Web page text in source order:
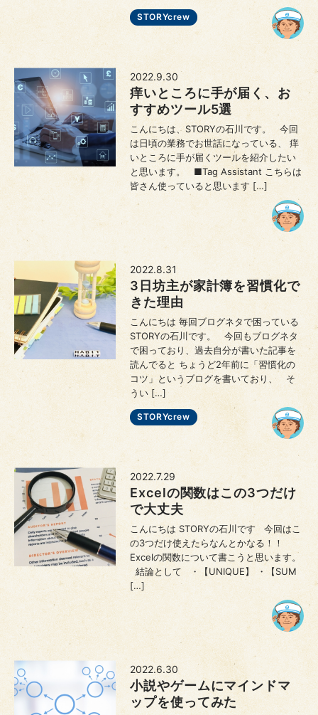
STORYcrew
2022.9.30
痒いところに手が届く、お
すすめツール5選
こんにちは、STORYの石川です。 今回
は日頃の業務でお世話になっている、 痒
いところに手が届くツールを紹介したい
と思います。 ■Tag Assistant こちらは
皆さん使っていると思います […]
2022.8.31
3日坊主が家計簿を習慣化で
きた理由
こんにちは 毎回ブログネタで困っている
STORYの石川です。 今回もブログネタ
で困っており、過去自分が書いた記事を
読んでると ちょうど2年前に「習慣化の
コツ」というブログを書いており、 そ
うい […]
STORYcrew
2022.7.29
Excelの関数はこの3つだけ
で大丈夫
こんにちは STORYの石川です 今回はこ
の3つだけ使えたらなんとかなる！！
Excelの関数について書こうと思います。
結論として ・【UNIQUE】 ・【SUM
[…]
2022.6.30
小説やゲームにマインドマ
ップを使ってみた